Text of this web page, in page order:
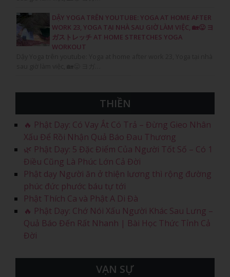
DẬY YOGA TRÊN YOUTUBE: YOGA AT HOME AFTER
WORK 23, YOGA TẠI NHÀ SAU GIỜ LÀM VIỆC, 🏡😛 ヨ
ガストレッチ AT HOME STRETCHES YOGA
WORKOUT
THIỀN
🔥 Phật Dạy: Có Vay Ắt Có Trả – Đừng Gieo Nhân
Xấu Để Rồi Nhận Quả Báo Đau Thương
🌿 Phật Dạy: 5 Đặc Điểm Của Người Tốt Số – Có 1
Điều Cũng Là Phúc Lớn Cả Đời
Phật dạy Người ăn ở thiện lương thì rộng đường
phúc đức phước báu tự tới
Phật Thích Ca và Phật A Di Đà
🔥 Phật Dạy: Chớ Nói Xấu Người Khác Sau Lưng –
Quả Báo Đến Rất Nhanh | Bài Học Thức Tỉnh Cả
Đời
VẠN SỰ